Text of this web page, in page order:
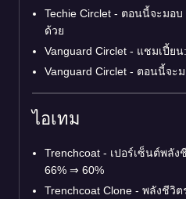
Techie Circlet - ตอนนี้จะมอบ
ด้วย
Vanguard Circlet - แชมเปี้ยน
Vanguard Circlet - ตอนนี้จะ
ไอเทม
Trenchcoat - เปอร์เซ็นต์พลัง
66% ⇒ 60%
Trenchcoat Clone - พลังชีวิ